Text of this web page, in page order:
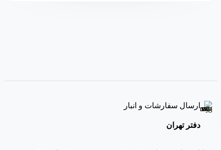
ارسال سفارشات و انبار
دفتر تهران